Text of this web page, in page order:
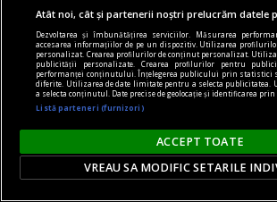
consum
Cât din ce cumpărăm este
doar influența trendurilor
Trăim în era consumului. Nu doar
și de informații, de social media,
aproape orice. Oare care este
Atât noi, cât și partenerii noștri prelucrăm datele
Dezvoltarea și îmbunătățirea serviciilor. Măsurarea
accesarea informațiilor de pe un dispozitiv. Utilizarea
personalizat. Crearea profilurilor de conținut personalizat.
publicității personalizate. Crearea profilurilor pentru
performanței conținutului. Înțelegerea publicului prin statistici
diferite. Utilizarea de date limitate pentru a selecta
a selecta conținutul. Date precise de geolocație și identificarea
Listă parteneri (furnizori)
ACCEPT TOATE
VREAU SA MODIFIC SETARILE